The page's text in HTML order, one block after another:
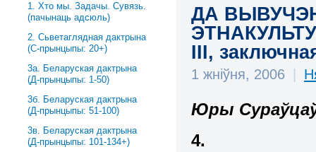
ДА
ІІІ,
1 жніўня, 2006 |
Юры
4.
1. Хто мы. Задачы. Сувязь.
(пачынаць адсюль)
2. Сьветаглядная дактрына
(С-прынцыпы: 20+)
3a. Беларуская дактрына
(Д-прынцыпы: 1-50)
3б. Беларуская дактрына
(Д-прынцыпы: 51-100)
3в. Беларуская дактрына
(Д-прынцыпы: 101-134+)